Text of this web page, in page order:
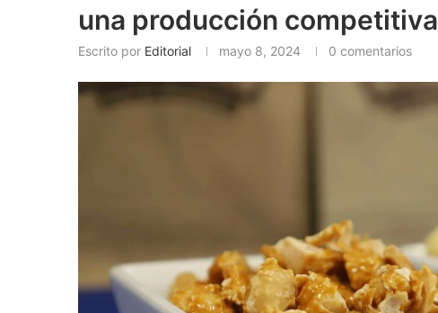
una producción competitiva
Escrito por Editorial mayo 8, 2024 0 comentarios